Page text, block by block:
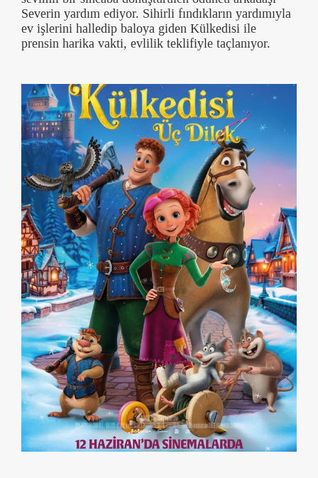
Severin yardım ediyor. Sihirli fındıkların yardımıyla
ev işlerini halledip baloya giden Külkedisi ile
prensin harika vakti, evlilik teklifiyle taçlanıyor.